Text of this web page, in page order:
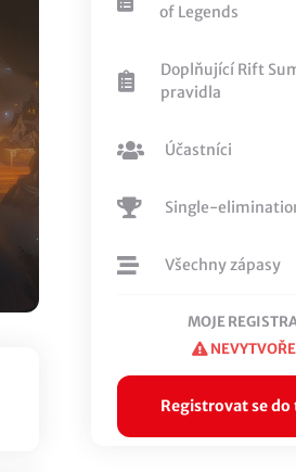
of Legends
Doplňující Rift
pravidla
Účastníci
Single-
Všechny zápasy
MOJE
Registrovat se do